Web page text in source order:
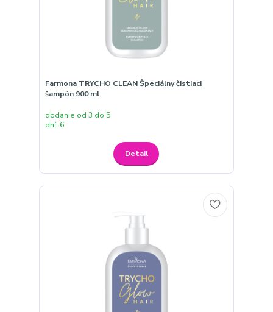
Farmona TRYCHO CLEAN Špeciálny čistiaci
šampón 900 ml
dodanie od 3 do 5
dní, 6
Detail